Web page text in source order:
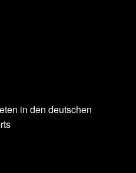
in den deutschen